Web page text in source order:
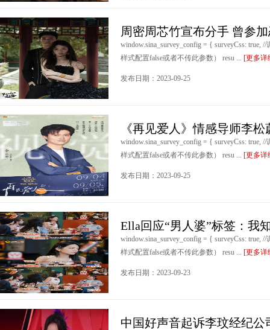
周密周芯竹宣布分手 曾参
window.sina_survey_config = { surveyCss: true,
样式配置false或者不传此参数） resu ... [更多详
发布日期：2023-09-25
《再见爱人》情感导师李
window.sina_survey_config = { surveyCss: true,
样式配置false或者不传此参数） resu ... [更多详
发布日期：2023-09-25
Ella回应“男人婆”标签：我
window.sina_survey_config = { surveyCss: true,
样式配置false或者不传此参数） resu ... [更多详
发布日期：2023-09-23
中国好声音起诉李玟经纪公